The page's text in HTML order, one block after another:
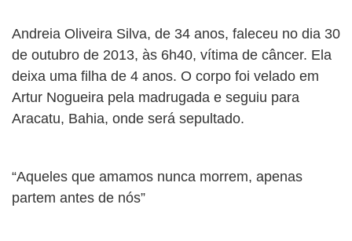
CONTATO
ANUNCIE
BUSCAR
Andreia Oliveira Silva, de 34 anos, faleceu no dia 30
de outubro de 2013, às 6h40, vítima de câncer. Ela
deixa uma filha de 4 anos. O corpo foi velado em
Artur Nogueira pela madrugada e seguiu para
Aracatu, Bahia, onde será sepultado.
“Aqueles que amamos nunca morrem, apenas
partem antes de nós”